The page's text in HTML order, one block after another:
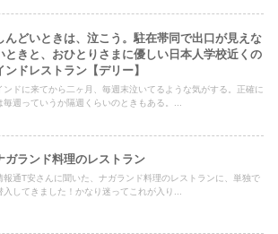
んどいときは、泣こう。駐在帯同で出口が見えな
ときと、おひとりさまに優しい日本人学校近くの
ンドレストラン【デリー】
ンドに来てから二ヶ月、毎週末泣いてるような気がする。正確に
毎週っていうか隔週くらいのときもある。...
ガランド料理のレストラン
報通T安さんに聞いた、ナガランド料理のレストランに、単独で
入してきました！かなり迷ってこれが入り...